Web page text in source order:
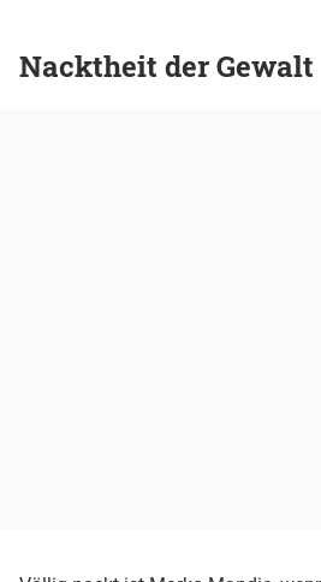
Nacktheit der Gewalt